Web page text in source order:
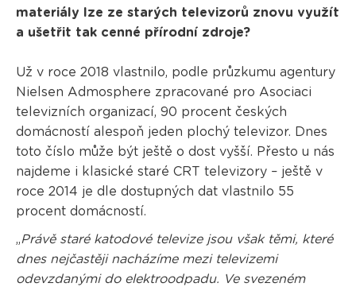
materiály lze ze starých televizorů znovu využít
a ušetřit tak cenné přírodní zdroje?
Už v roce 2018 vlastnilo, podle průzkumu agentury
Nielsen Admosphere zpracované pro Asociaci
televizních organizací, 90 procent českých
domácností alespoň jeden plochý televizor. Dnes
toto číslo může být ještě o dost vyšší. Přesto u nás
najdeme i klasické staré CRT televizory – ještě v
roce 2014 je dle dostupných dat vlastnilo 55
procent domácností.
„Právě staré katodové televize jsou však těmi, které
dnes nejčastěji nacházíme mezi televizemi
odevzdanými do elektroodpadu. Ve svezeném